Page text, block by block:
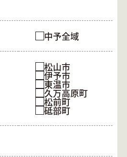
中予全域
松山市
伊予市
東温市
久万高原町
松前町
砥部町